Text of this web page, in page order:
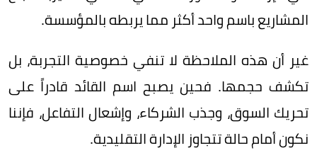
المشاريع باسم واحد أكثر مما يربطه بالمؤسسة.
غير أن هذه الملاحظة لا تنفي خصوصية التجربة، بل
تكشف حجمها. فحين يصبح اسم القائد قادراً على
تحريك السوق، وجذب الشركاء، وإشعال التفاعل، فإننا
نكون أمام حالة تتجاوز الإدارة التقليدية.